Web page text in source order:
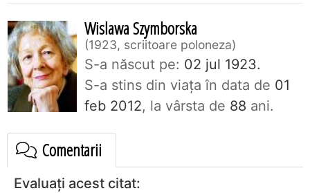
Wislawa Szymborska
1923, scriitoare poloneza
S-a născut pe: 02 jul 1923.
S-a stins din viaţa în data de 01
feb 2012, la vârsta de 88 ani.
Comentarii
Evaluați acest citat: